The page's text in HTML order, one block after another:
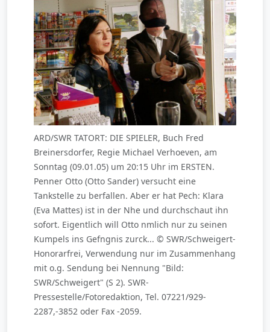
ARD/SWR TATORT: DIE SPIELER, Buch Fred
Breinersdorfer, Regie Michael Verhoeven, am
Sonntag (09.01.05) um 20:15 Uhr im ERSTEN.
Penner Otto (Otto Sander) versucht eine
Tankstelle zu berfallen. Aber er hat Pech: Klara
(Eva Mattes) ist in der Nhe und durchschaut ihn
sofort. Eigentlich will Otto nmlich nur zu seinen
Kumpels ins Gefngnis zurck... © SWR/Schweigert-
Honorarfrei, Verwendung nur im Zusammenhang
mit o.g. Sendung bei Nennung "Bild:
SWR/Schweigert" (S 2). SWR-
Pressestelle/Fotoredaktion, Tel. 07221/929-
2287,-3852 oder Fax -2059.